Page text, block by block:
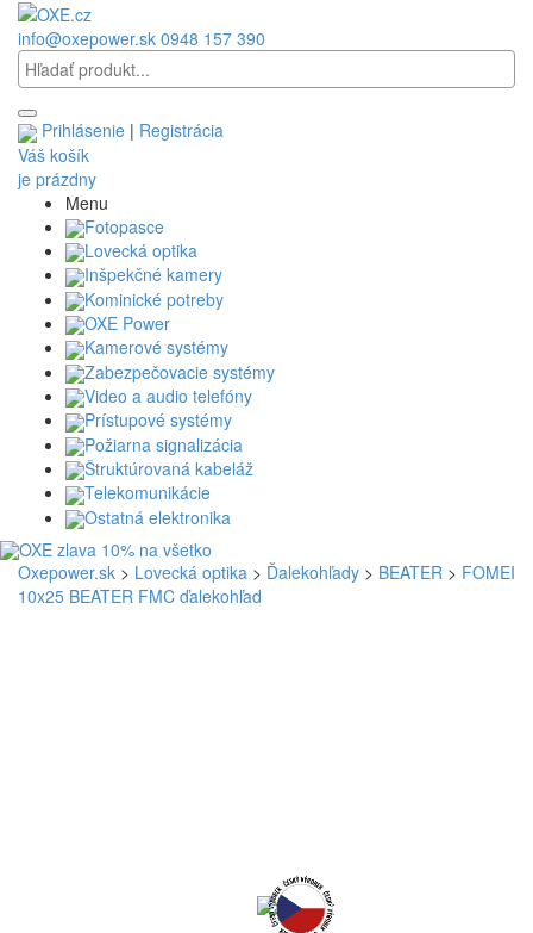
info@oxepower.sk 0948 157 390
Prihlásenie | Registrácia
Váš košík
je prázdny
Menu
Fotopasce
Lovecká optika
Inšpekčné kamery
Kominické potreby
OXE Power
Kamerové systémy
Zabezpečovacie systémy
Video a audio telefóny
Prístupové systémy
Požiarna signalizácia
Štruktúrovaná kabeláž
Telekomunikácie
Ostatná elektronika
Oxepower.sk > Lovecká optika > Ďalekohľady > BEATER > FOMEI
10x25 BEATER FMC ďalekohľad